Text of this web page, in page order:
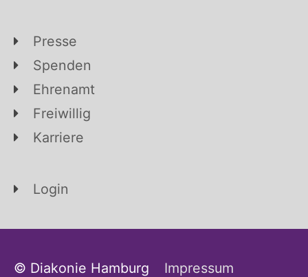
Presse
Spenden
Ehrenamt
Freiwillig
Karriere
Login
© Diakonie Hamburg
Impressum